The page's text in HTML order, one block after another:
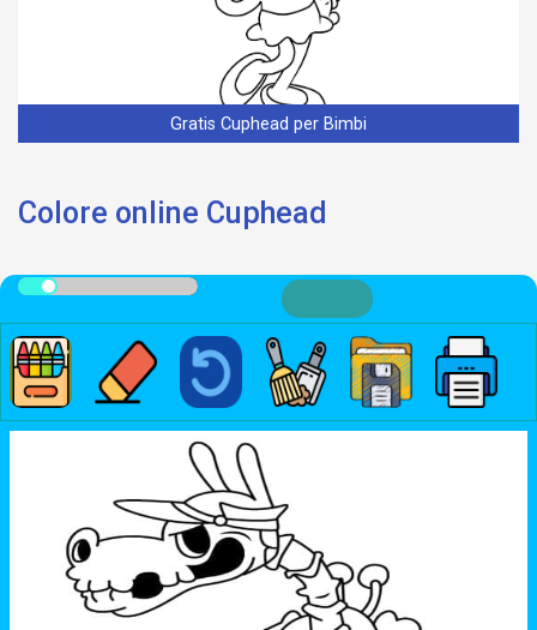
Gratis Cuphead per Bimbi
Colore online Cuphead